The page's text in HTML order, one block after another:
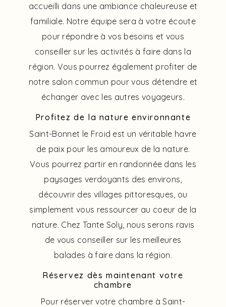
accueilli dans une ambiance chaleureuse et
familiale. Notre équipe sera à votre écoute
pour répondre à vos besoins et vous
conseiller sur les activités à faire dans la
région. Vous pourrez également profiter de
notre salon commun pour vous détendre et
échanger avec les autres voyageurs.
Profitez de la nature environnante
Saint-Bonnet le Froid est un véritable havre
de paix pour les amoureux de la nature.
Vous pourrez partir en randonnée dans les
paysages verdoyants des environs,
découvrir des villages pittoresques, ou
simplement vous ressourcer au coeur de la
nature. Chez Tante Soly, nous serons ravis
de vous conseiller sur les meilleures
balades à faire dans la région.
Réservez dès maintenant votre
chambre
Pour réserver votre chambre à Saint-